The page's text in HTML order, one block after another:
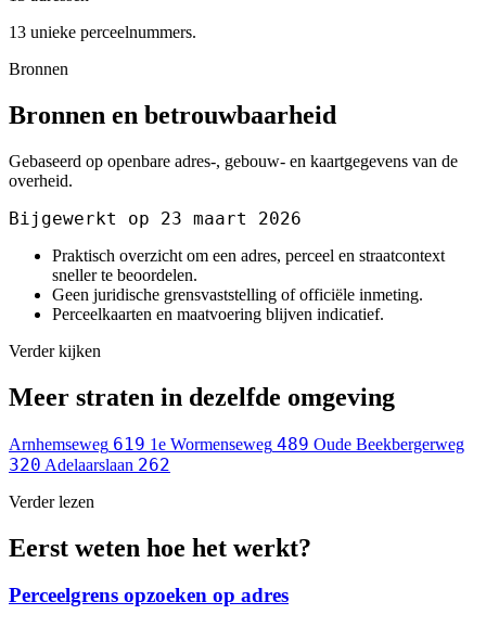
13 unieke perceelnummers.
Bronnen
Bronnen en betrouwbaarheid
Gebaseerd op openbare adres-, gebouw- en kaartgegevens van de
overheid.
Bijgewerkt op 23 maart 2026
Praktisch overzicht om een adres, perceel en straatcontext
sneller te beoordelen.
Geen juridische grensvaststelling of officiële inmeting.
Perceelkaarten en maatvoering blijven indicatief.
Verder kijken
Meer straten in dezelfde omgeving
Arnhemseweg 619 1e Wormenseweg 489 Oude Beekbergerweg
320 Adelaarslaan 262
Verder lezen
Eerst weten hoe het werkt?
Perceelgrens opzoeken op adres